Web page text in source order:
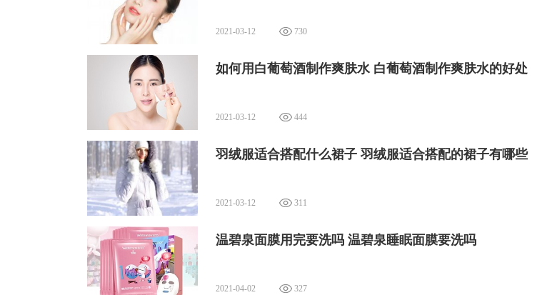
2021-03-12 730
如何用白葡萄酒制作爽肤水 白葡萄酒制作爽肤水的好处
2021-03-12 444
羽绒服适合搭配什么裙子 羽绒服适合搭配的裙子有哪些
2021-03-12 311
温碧泉面膜用完要洗吗 温碧泉睡眠面膜要洗吗
2021-04-02 327